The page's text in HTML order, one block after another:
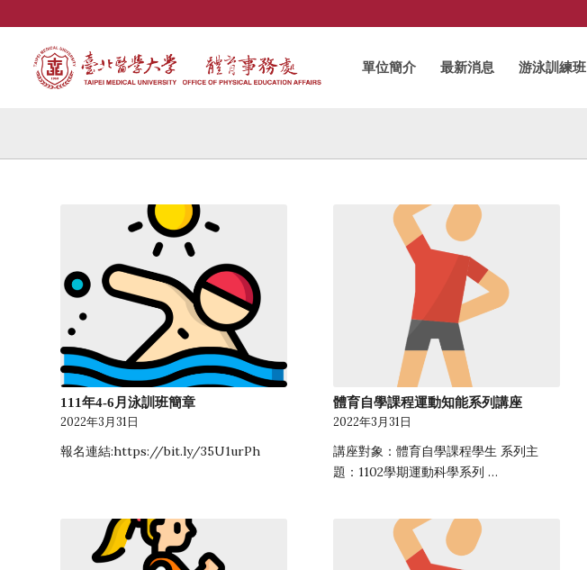
單位簡介 最新消息 游泳訓練班
111年4-6月泳訓班簡章
2022年3月31日
報名連結:https://bit.ly/35U1urPh
體育自學課程運動知能系列講座
2022年3月31日
講座對象：體育自學課程學生 系列主
題：1102學期運動科學系列 …